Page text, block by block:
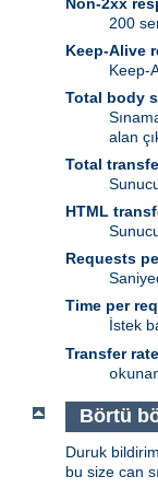
Non-2xx
200
Keep-Alive
Keep-
Total body
alan
Total
HTML
Requests
Time per
İstek
Transfer rate
Börtü
Duruk
bu size can